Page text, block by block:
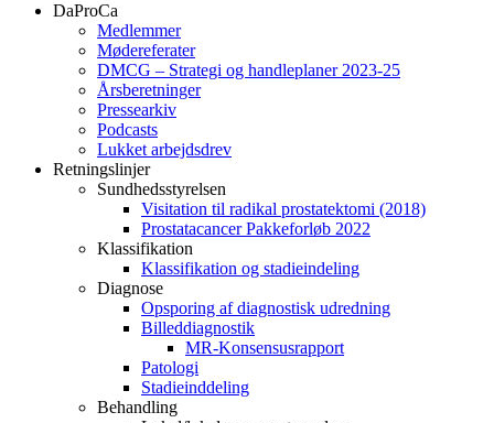
DaProCa
Medlemmer
Mødereferater
DMCG – Strategi og handleplaner 2023-25
Årsberetninger
Pressearkiv
Podcasts
Lukket arbejdsdrev
Retningslinjer
Sundhedsstyrelsen
Visitation til radikal prostatektomi (2018)
Prostatacancer Pakkeforløb 2022
Klassifikation
Klassifikation og stadieindeling
Diagnose
Opsporing af diagnostisk udredning
Billeddiagnostik
MR-Konsensusrapport
Patologi
Stadieinddeling
Behandling